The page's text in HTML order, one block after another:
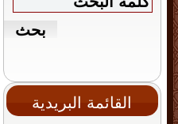
القائمة البريدية